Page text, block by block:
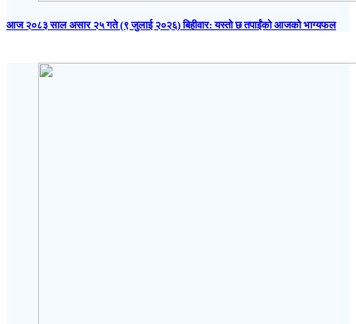
आज २०८३ साल असार २५ गते (९ जुलाई २०२६) बिहीवार: यस्तो छ तपाईंको आजको भाग्यफल